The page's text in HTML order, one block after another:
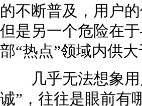
的不断普及，用户
但是另一个危险在
部“热点”领域内供
几乎无法想象用
诚”，往往是眼前有